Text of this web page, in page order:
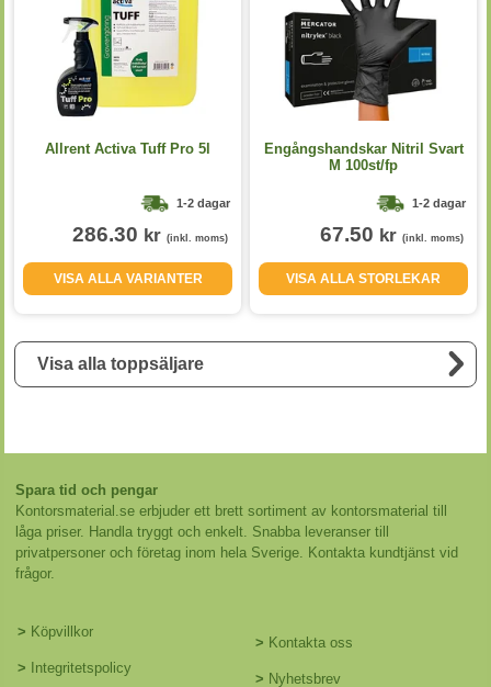
Allrent Activa Tuff Pro 5l
1-2 dagar
286.30 kr (inkl. moms)
VISA ALLA VARIANTER
Engångshandskar Nitril Svart
M 100st/fp
1-2 dagar
67.50 kr (inkl. moms)
VISA ALLA STORLEKAR
Visa alla toppsäljare
Spara tid och pengar
Kontorsmaterial.se erbjuder ett brett sortiment av kontorsmaterial till
låga priser. Handla tryggt och enkelt. Snabba leveranser till
privatpersoner och företag inom hela Sverige. Kontakta kundtjänst vid
frågor.
> Köpvillkor
> Integritetspolicy
> Kontakta oss
> Nyhetsbrev